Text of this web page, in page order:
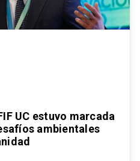
UC estuvo marcada
ambientales